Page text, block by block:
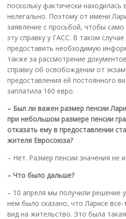
поскольку фактически находилась
нелегально. Поэтому от имени
заявление с просьбой, чтобы само
эту справку у ГАСС. В таком
предоставить необходимую
также за рассмотрение
справку об освобождении от
предоставления ей постоянного
заплатила 160 евро.
– Был ли важен размер пенсии
при небольшом размере пенсии
отказать ему в предоставлении
жителя Евросоюза?
– Нет. Размер пенсии значения не
– Что было дальше?
– 10 апреля мы получили
нем было сказано, что Ларисе все-
вид на жительство. Это была